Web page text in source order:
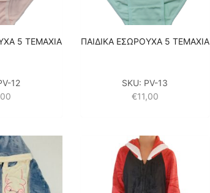
5 ΤΕΜΑΧΙΑ
12
ΠΑΙΔΙΚΑ ΕΣΩΡΟΥΧΑ 5 ΤΕΜΑΧΙΑ
SKU: PV-13
€11,00